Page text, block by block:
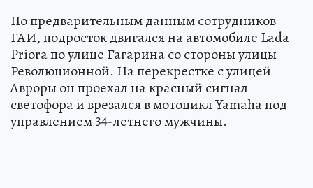
По предварительным данным сотрудников
ГАИ, подросток двигался на автомобиле Lada
Priora по улице Гагарина со стороны улицы
Революционной. На перекрестке с улицей
Авроры он проехал на красный сигнал
светофора и врезался в мотоцикл Yamaha под
управлением 34-летнего мужчины.